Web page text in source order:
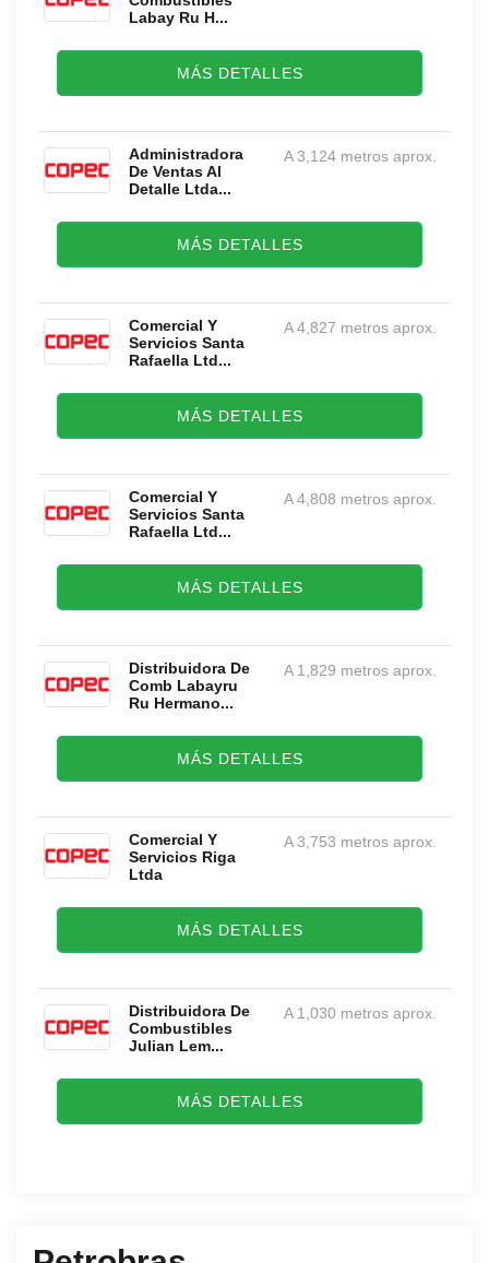
Labay Ru H...
MÁS DETALLES
Administradora
De Ventas Al
Detalle Ltda...
A 3,124 metros aprox.
MÁS DETALLES
Comercial Y
Servicios Santa
Rafaella Ltd...
A 4,827 metros aprox.
MÁS DETALLES
Comercial Y
Servicios Santa
Rafaella Ltd...
A 4,808 metros aprox.
MÁS DETALLES
Distribuidora De
Comb Labayru
Ru Hermano...
A 1,829 metros aprox.
MÁS DETALLES
Comercial Y
Servicios Riga
Ltda
A 3,753 metros aprox.
MÁS DETALLES
Distribuidora De
Combustibles
Julian Lem...
A 1,030 metros aprox.
MÁS DETALLES